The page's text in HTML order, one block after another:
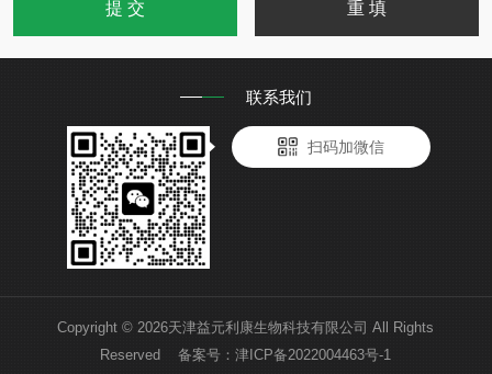
联系我们
扫码加微信
Copyright © 2026天津益元利康生物科技有限公司 All Rights
Reserved 备案号：津ICP备2022004463号-1